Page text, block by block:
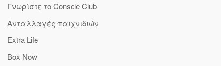
Γνωρίστε το Console Club
Ανταλλαγές παιχνιδιών
Extra Life
Box Now